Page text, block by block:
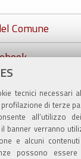
tecnici necessari
di terze
all’utilizzo
banner verranno
e alcuni
possono
Comune
Telegram del